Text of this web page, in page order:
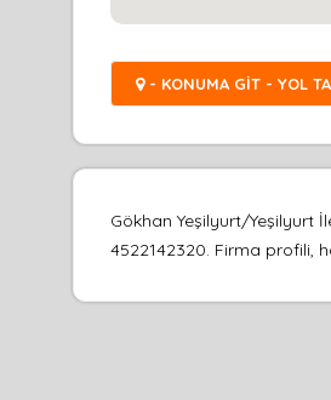
- KONUMA GİT - YOL
Gökhan Yeşilyurt/Yeşilyurt
4522142320. Firma profili,